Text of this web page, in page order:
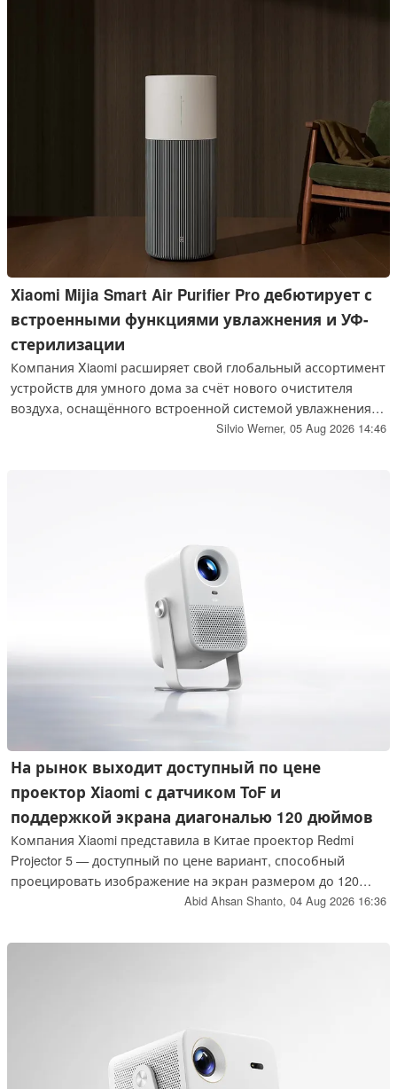
Xiaomi Mijia Smart Air Purifier Pro дебютирует с
встроенными функциями увлажнения и УФ-
стерилизации
Компания Xiaomi расширяет свой глобальный ассортимент
устройств для умного дома за счёт нового очистителя
воздуха, оснащённого встроенной системой увлажнения,
который сочетает в себе очистку больших объёмов
Silvio Werner, 05 Aug 2026 14:46
На рынок выходит доступный по цене
проектор Xiaomi с датчиком ToF и
поддержкой экрана диагональю 120 дюймов
Компания Xiaomi представила в Китае проектор Redmi
Projector 5 — доступный по цене вариант, способный
проецировать изображение на экран размером до 120
дюймов. Нативное разрешение устройства составляет
Стоимость устройства составляет около 999 юаней, что
Abid Ahsan Shanto, 04 Aug 2026 16:36